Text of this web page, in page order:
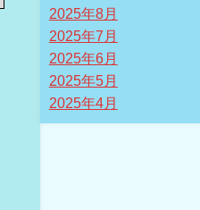
2025年8月
2025年7月
2025年6月
2025年5月
2025年4月